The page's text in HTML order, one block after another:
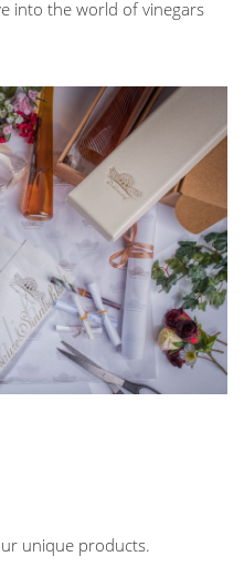
into the world of vinegars
unique products.